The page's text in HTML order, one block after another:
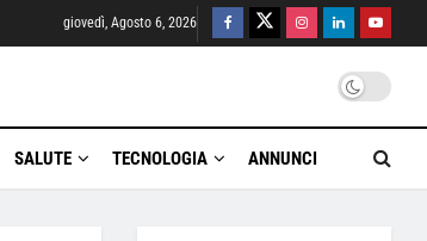
giovedì, Agosto 6, 2026
SALUTE TECNOLOGIA ANNUNCI